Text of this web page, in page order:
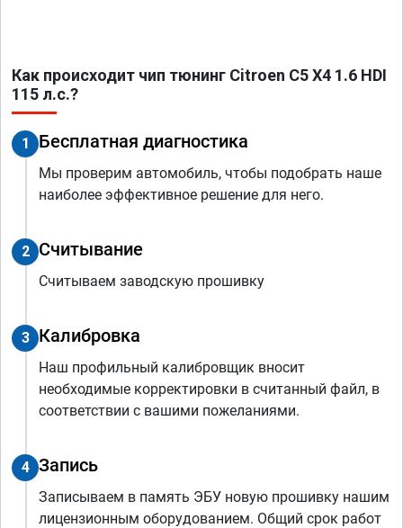
Как происходит чип тюнинг Citroen C5 X4 1.6 HDI
115 л.с.?
1 Бесплатная диагностика
Мы проверим автомобиль, чтобы подобрать наше
наиболее эффективное решение для него.
2 Считывание
Считываем заводскую прошивку
3 Калибровка
Наш профильный калибровщик вносит
необходимые корректировки в считанный файл, в
соответствии с вашими пожеланиями.
4 Запись
Записываем в память ЭБУ новую прошивку нашим
лицензионным оборудованием. Общий срок работ